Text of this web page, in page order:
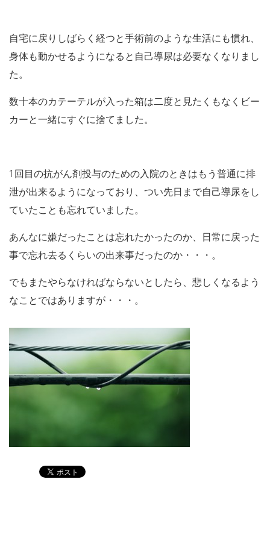
自宅に戻りしばらく経つと手術前のような生活にも慣れ、
身体も動かせるようになると自己導尿は必要なくなりまし
た。
数十本のカテーテルが入った箱は二度と見たくもなくビー
カーと一緒にすぐに捨てました。
1回目の抗がん剤投与のための入院のときはもう普通に排
泄が出来るようになっており、つい先日まで自己導尿をし
ていたことも忘れていました。
あんなに嫌だったことは忘れたかったのか、日常に戻った
事で忘れ去るくらいの出来事だったのか・・・。
でもまたやらなければならないとしたら、悲しくなるよう
なことではありますが・・・。